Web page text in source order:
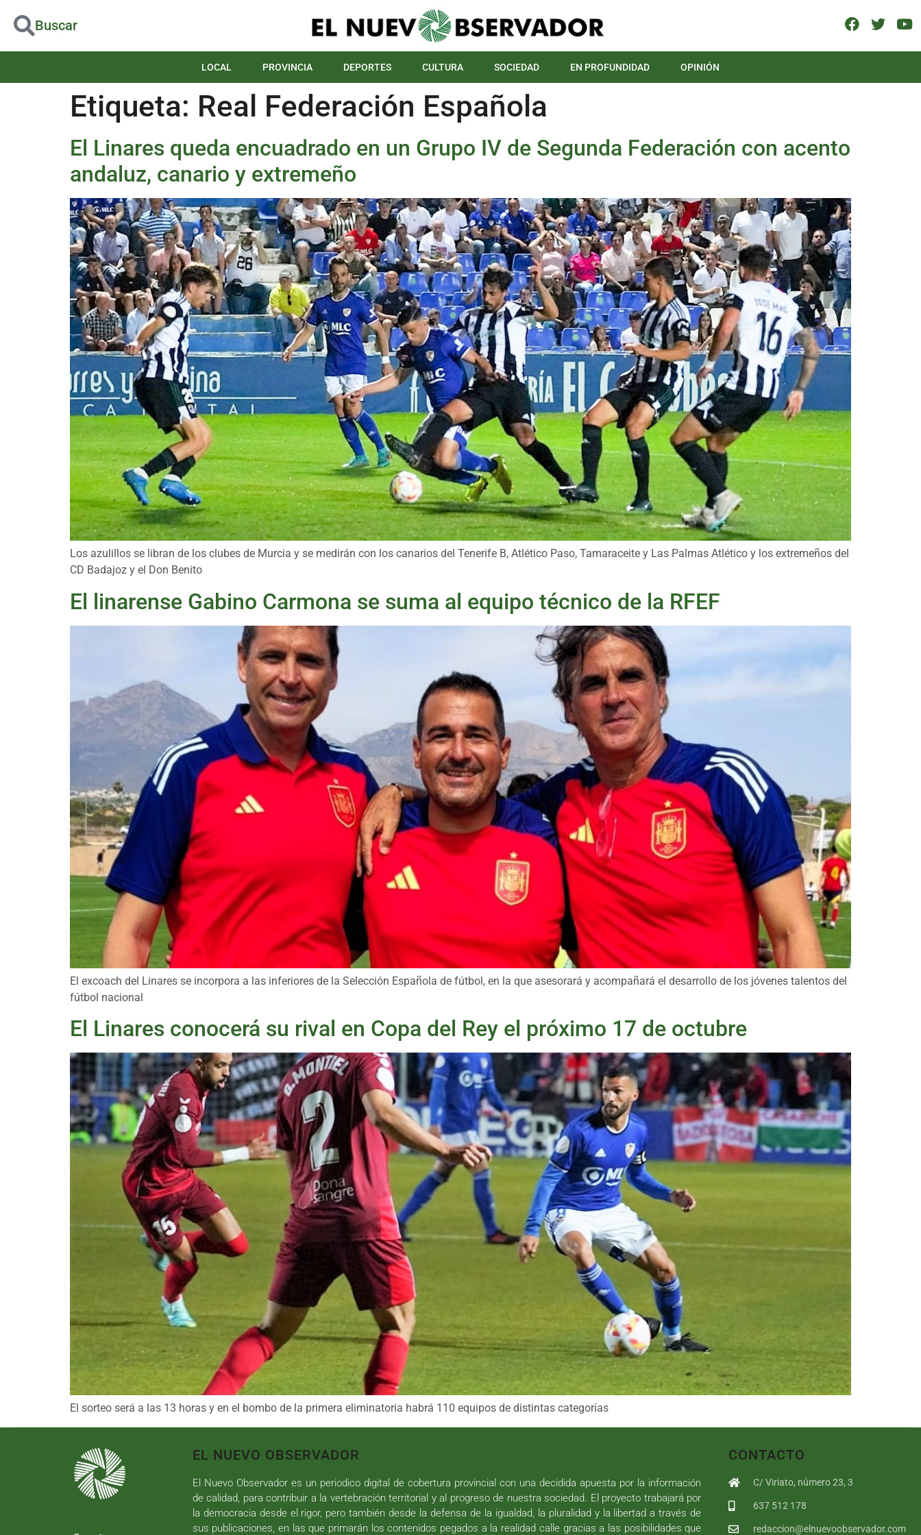
Buscar
LOCAL PROVINCIA DEPORTES CULTURA SOCIEDAD EN PROFUNDIDAD OPINIÓN
Etiqueta: Real Federación Española
El Linares queda encuadrado en un Grupo IV de Segunda Federación con acento
andaluz, canario y extremeño
Los azulillos se libran de los clubes de Murcia y se medirán con los canarios del Tenerife B, Atlético Paso, Tamaraceite y Las Palmas Atlético y los extremeños del
CD Badajoz y el Don Benito
El linarense Gabino Carmona se suma al equipo técnico de la RFEF
El excoach del Linares se incorpora a las inferiores de la Selección Española de fútbol, en la que asesorará y acompañará el desarrollo de los jóvenes talentos del
fútbol nacional
El Linares conocerá su rival en Copa del Rey el próximo 17 de octubre
El sorteo será a las 13 horas y en el bombo de la primera eliminatoria habrá 110 equipos de distintas categorías
EL NUEVO OBSERVADOR
El Nuevo Observador es un periodico digital de cobertura provincial con una decidida apuesta por la información
de calidad, para contribuir a la vertebración territorial y al progreso de nuestra sociedad. El proyecto trabajará por
la democracia desde el rigor, pero también desde la defensa de la igualdad, la pluralidad y la libertad a través de
sus publicaciones, en las que primarán los contenidos pegados a la realidad calle gracias a las posibilidades que
CONTACTO
C/ Viriato, número 23, 3
637 512 178
redaccion@elnuevoobservador.com